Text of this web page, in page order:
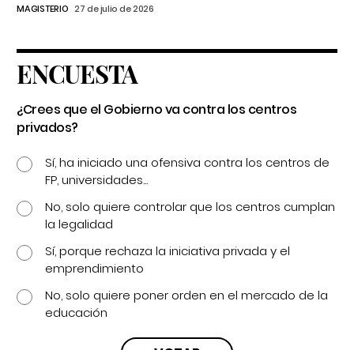
MAGISTERIO 27 de julio de 2026
ENCUESTA
¿Crees que el Gobierno va contra los centros
privados?
Sí, ha iniciado una ofensiva contra los centros de
FP, universidades...
No, solo quiere controlar que los centros cumplan
la legalidad
Sí, porque rechaza la iniciativa privada y el
emprendimiento
No, solo quiere poner orden en el mercado de la
educación